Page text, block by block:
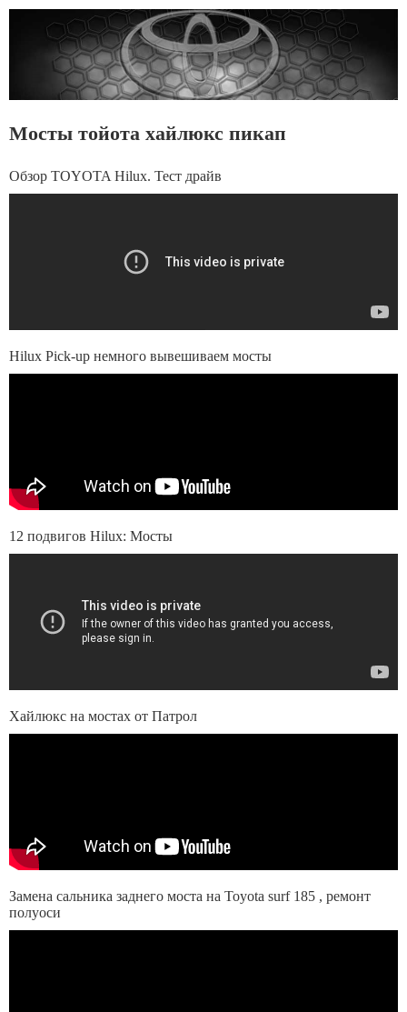
Мосты тойота хайлюкс пикап
Обзор TOYOTA Hilux. Тест драйв
Hilux Pick-up немного вывешиваем мосты
12 подвигов Hilux: Мосты
Хайлюкс на мостах от Патрол
Замена сальника заднего моста на Toyota surf 185 , ремонт
полуоси